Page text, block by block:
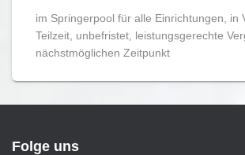
im Springerpool für alle Einrichtungen, in
Teilzeit, unbefristet, leistungsgerechte
nächstmöglichen Zeitpunkt
Folge uns